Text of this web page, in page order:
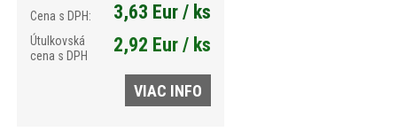
Cena s DPH: 3,63 Eur / ks
Útulkovská
cena s DPH
2,92 Eur / ks
VIAC INFO